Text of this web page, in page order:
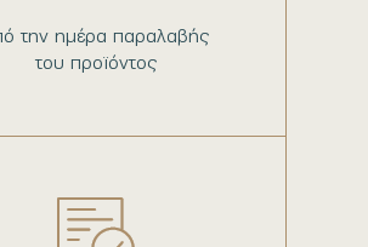
την ημέρα παραλαβής
του προϊόντος